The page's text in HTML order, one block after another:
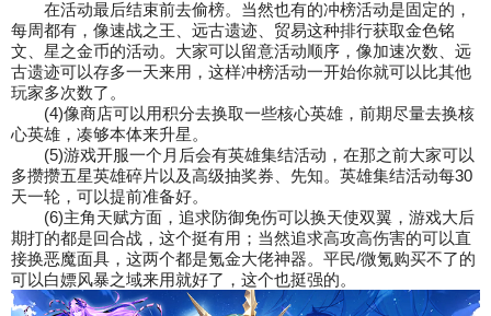
在活动最后结束前去偷榜。 当然也有的冲榜活动是固定的，
每周都有，像速战之王、远古遗迹、贸易这种排行获取金色铭
文、星之金币的活动。大家可以留意活动顺序，像加速次数、远
古遗迹可以存多一天来用， 这样冲榜活动一开始你就可以比其他
玩家多次数了。
(4)像商店可以用积分去换取一些核心英雄，前期尽量去换核
心英雄，凑够本体来升星。
(5)游戏开服一个月后会有英雄集结活动，在那之前大家可以
多攒攒五星英雄碎片以及高级抽奖券、先知。英雄集结活动每30
天一轮，可以提前准备好。
(6)主角天赋方面，追求防御免伤可以换天使双翼，游戏大后
期打的都是回合战，这个挺有用；当然追求高攻高伤害的可以直
接换恶魔面具，这两个都是氪金大佬神器。平民/微氪购买不了的
可以白嫖风暴之域来用就好了，这个也挺强的。